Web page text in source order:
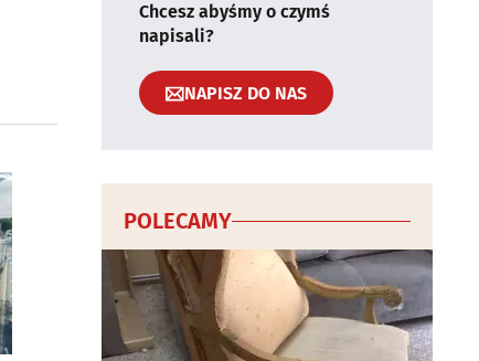
Chcesz abyśmy o czymś
napisali?
NAPISZ DO NAS
POLECAMY